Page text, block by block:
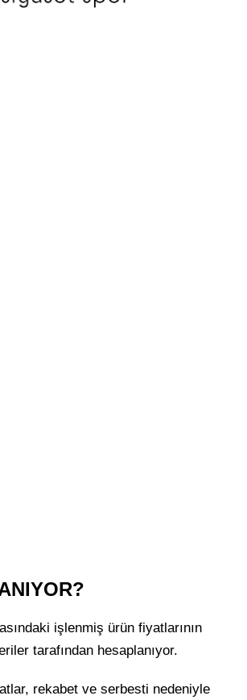
işlenmiş ürün fiyatlarının
tarafından hesaplanıyor.
rekabet ve serbesti nedeniyle